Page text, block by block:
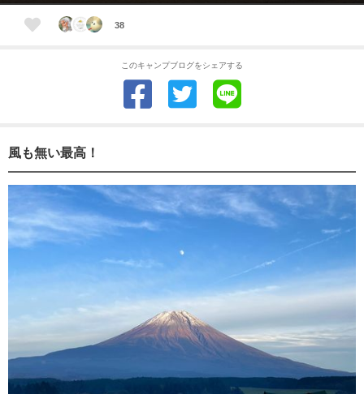
38
このキャンプブログをシェアする
風も無い最高！